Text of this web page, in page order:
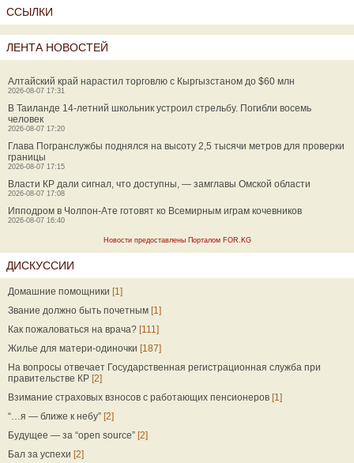
ССЫЛКИ
ЛЕНТА НОВОСТЕЙ
Алтайский край нарастил торговлю с Кыргызстаном до $60 млн
2026-08-07 17:31
В Таиланде 14-летний школьник устроил стрельбу. Погибли восемь
человек
2026-08-07 17:20
Глава Погранслужбы поднялся на высоту 2,5 тысячи метров для проверки
границы
2026-08-07 17:15
Власти КР дали сигнал, что доступны, — замглавы Омской области
2026-08-07 17:08
Ипподром в Чолпон-Ате готовят ко Всемирным играм кочевников
2026-08-07 16:40
Новости предоставлены Порталом FOR.KG
ДИСКУССИИ
Домашние помощники [1]
Звание должно быть почетным [1]
Как пожаловаться на врача? [111]
Жилье для матери-одиночки [187]
На вопросы отвечает Государственная регистрационная служба при
правительстве КР [2]
Взимание страховых взносов с работающих пенсионеров [1]
“…я — ближе к небу” [2]
Будущее — за “open source” [2]
Бал за успехи [2]